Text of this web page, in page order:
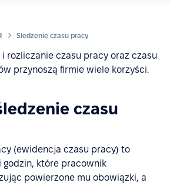
Śledzenie czasu pracy
i rozliczanie czasu pracy oraz czasu
przynoszą firmie wiele korzyści.
czasu
(ewidencja czasu pracy) to
które pracownik
powierzone mu obowiązki, a